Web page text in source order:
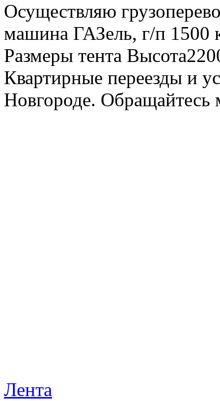
Осуществляю
машина ГАЗель, г/п 1500
Размеры тента
Квартирные переезды и
Новгороде.
Лента